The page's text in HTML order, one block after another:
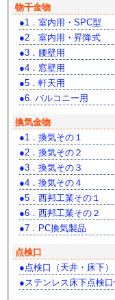
物干金物
1．室内用・SPC型
2．室内用・昇降式
3．腰壁用
4．窓壁用
5．軒天用
6. バルコニー用
換気金物
1．換気その１
2．換気その２
3．換気その３
4．換気その４
5．西邦工業その１
6．西邦工業その２
7．PC換気製品
点検口
点検口（天井・床下）
ステンレス床下点検